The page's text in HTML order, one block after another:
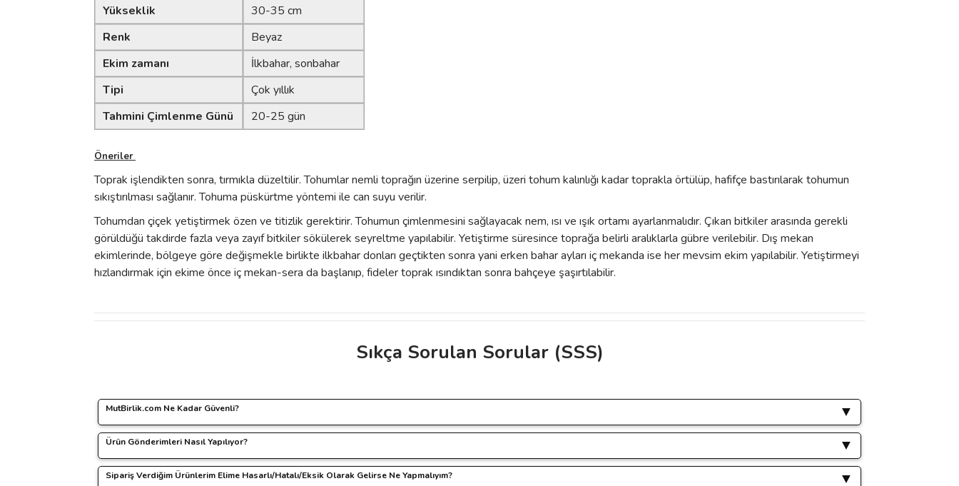
Yükseklik
30-35 cm
Renk
Beyaz
Ekim zamanı
İlkbahar, sonbahar
Tipi
Çok yıllık
Tahmini Çimlenme Günü
20-25 gün
Öneriler
Toprak işlendikten sonra, tırmıkla düzeltilir. Tohumlar nemli toprağın üzerine serpilip, üzeri tohum kalınlığı kadar toprakla örtülüp, hafifçe bastırılarak tohumun
sıkıştırılması sağlanır. Tohuma püskürtme yöntemi ile can suyu verilir.
Tohumdan çiçek yetiştirmek özen ve titizlik gerektirir. Tohumun çimlenmesini sağlayacak nem, ısı ve ışık ortamı ayarlanmalıdır. Çıkan bitkiler arasında gerekli
görüldüğü takdirde fazla veya zayıf bitkiler sökülerek seyreltme yapılabilir. Yetiştirme süresince toprağa belirli aralıklarla gübre verilebilir. Dış mekan
ekimlerinde, bölgeye göre değişmekle birlikte ilkbahar donları geçtikten sonra yani erken bahar ayları iç mekanda ise her mevsim ekim yapılabilir. Yetiştirmeyi
hızlandırmak için ekime önce iç mekan-sera da başlanıp, fideler toprak ısındıktan sonra bahçeye şaşırtılabilir.
Yorum Yaz
Bu ürünün fiyat bilgisi, resim, ürün açıklamalarında ve diğer konularda yetersiz gördüğünüz noktaları öneri formunu kullanarak tarafımıza iletebilirsiniz.
Ürün resmi kalitesiz, bozuk veya görüntülenemiyor.
Ürün açıklamasında eksik bilgiler bulunuyor.
Ürün bilgilerinde hatalar bulunuyor.
Ürün fiyatı diğer sitelerden daha pahalı.
Sıkça Sorulan Sorular (SSS)
MutBirlik.com Ne Kadar Güvenli?
www.mutbirlik.com sitemizde yapacağınız tüm işlemler
Sipariş verirken paylaşacağınız tüm kişisel bilgileriniz 3. şahıs ve/veya kurumlar ile paylaşılmamaktadır.
Ürün Gönderimleri Nasıl Yapılıyor?
Sipariş ettiğiniz ürünlerin hazırlanmasında, paketlenmesinde, kargolanıp kargonun elinize ulaşmasına kadar ki süreçlerde oluşabilecek her türlü
Sipariş Verdiğim Ürünlerim Elime Hasarlı/Hatalı/Eksik Olarak Gelirse Ne Yapmalıyım?